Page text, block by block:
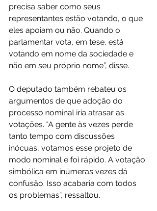
precisa saber como seus
representantes estão votando, o que
eles apoiam ou não. Quando o
parlamentar vota, em tese, está
votando em nome da sociedade e
não em seu próprio nome”, disse.
O deputado também rebateu os
argumentos de que adoção do
processo nominal iria atrasar as
votações. “A gente às vezes perde
tanto tempo com discussões
inócuas, votamos esse projeto de
modo nominal e foi rápido. A votação
simbólica em inúmeras vezes dá
confusão. Isso acabaria com todos
os problemas”, ressaltou.